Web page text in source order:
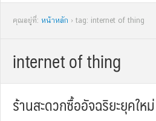
คุณอยู่ที่: หน้าหลัก › tag: internet of thing
internet of thing
ร้านสะดวกซื้ออัจฉริยะยุคให